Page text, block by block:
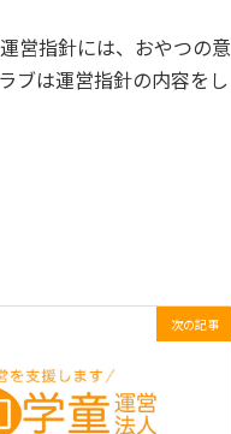
営指針には、おやつの意
ブは運営指針の内容をし
次の記事